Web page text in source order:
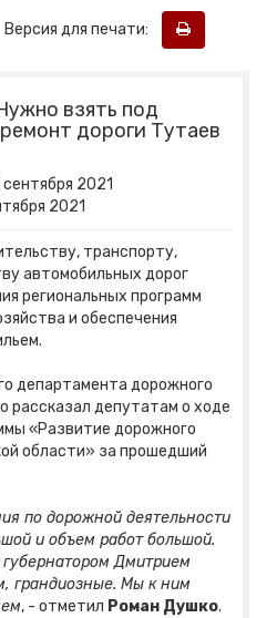
Версия для печати:
взять под
дороги Тутаев
сентября 2021
2021
транспорту,
автомобильных дорог
региональных программ
и обеспечения
департамента дорожного
рассказал депутатам о ходе
«Развитие дорожного
области» за прошедший
по дорожной деятельности
и объем работ большой.
Дмитрием
грандиозные. Мы к ним
, - отметил Роман Душко.